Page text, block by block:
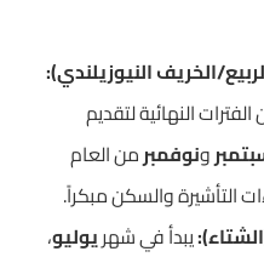
الخريف النيوزيلندي):
النهائية لتقديم
ونوفمبرمن العام
التأشيرة والسكن مبكراً.
يبدأ في شهريوليو،